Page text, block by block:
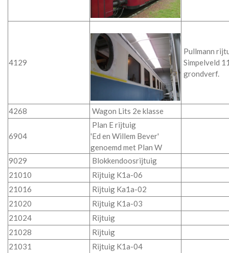
4129
Pullmann
Simpelveld
grondverf.
4268 Wagon Lits 2e klasse
6904
Plan E rijtuig
'Ed en Willem Bever'
genoemd met Plan W
9029
Blokkendoosrijtuig
21010
Rijtuig K1a-06
21016
Rijtuig Ka1a-02
21020
Rijtuig K1a-03
21024
Rijtuig
21028
Rijtuig
21031
Rijtuig K1a-04